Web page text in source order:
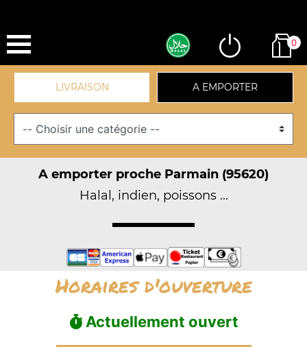
0
LIVRAISON A EMPORTER
A emporter proche Parmain (95620)
Halal, indien, poissons ...
Horaires d'ouverture
Actuellement ouvert